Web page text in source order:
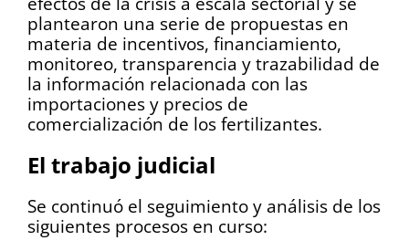
plantearon una serie de propuestas en
materia de incentivos, financiamiento,
monitoreo, transparencia y trazabilidad de
la información relacionada con las
importaciones y precios de
comercialización de los fertilizantes.
El trabajo judicial
Se continuó el seguimiento y análisis de los
siguientes procesos en curso: